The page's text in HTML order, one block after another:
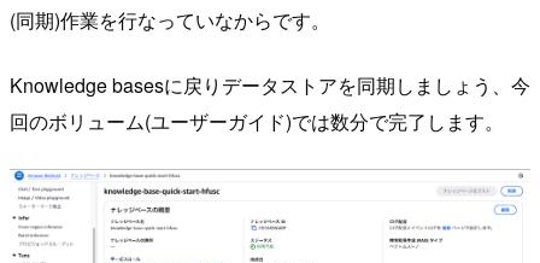
(同期)作業を行なっていなからです。
Knowledge basesに戻りデータストアを同期しましょう、今
回のボリューム(ユーザーガイド)では数分で完了します。